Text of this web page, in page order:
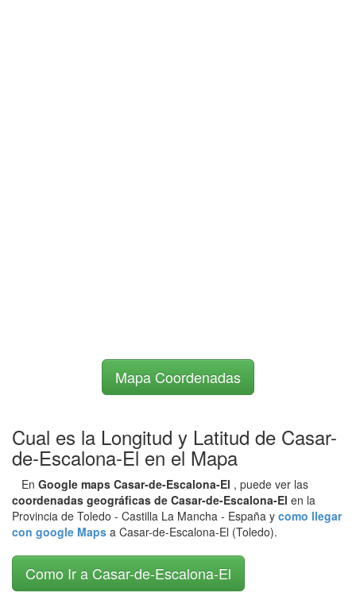
Mapa Coordenadas
Cual es la Longitud y Latitud de Casar-
de-Escalona-El en el Mapa
En Google maps Casar-de-Escalona-El , puede ver las
coordenadas geográficas de Casar-de-Escalona-El en la
Provincia de Toledo - Castilla La Mancha - España y como llegar
con google Maps a Casar-de-Escalona-El (Toledo).
Como Ir a Casar-de-Escalona-El